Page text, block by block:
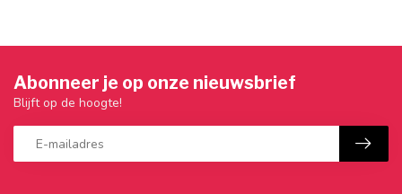
Abonneer je op onze nieuwsbrief
Blijft op de hoogte!